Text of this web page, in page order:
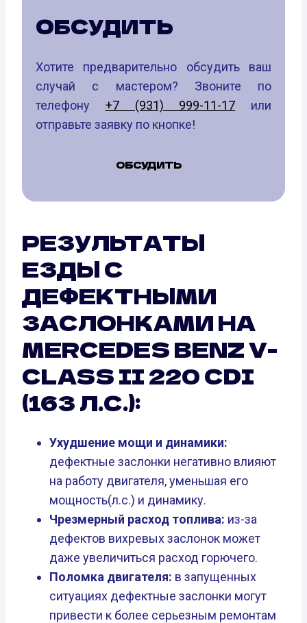
ОБСУДИТЬ
Хотите предварительно обсудить ваш
случай с мастером? Звоните по
телефону +7 (931) 999-11-17 или
отправьте заявку по кнопке!
ОБСУДИТЬ
РЕЗУЛЬТАТЫ
ЕЗДЫ С
ДЕФЕКТНЫМИ
ЗАСЛОНКАМИ НА
MERCEDES BENZ V-
CLASS II 220 CDI
(163 Л.С.):
Ухудшение мощи и динамики:
дефектные заслонки негативно влияют
на работу двигателя, уменьшая его
мощность(л.с.) и динамику.
Чрезмерный расход топлива: из-за
дефектов вихревых заслонок может
даже увеличиться расход горючего.
Поломка двигателя: в запущенных
ситуациях дефектные заслонки могут
привести к более серьезным ремонтам